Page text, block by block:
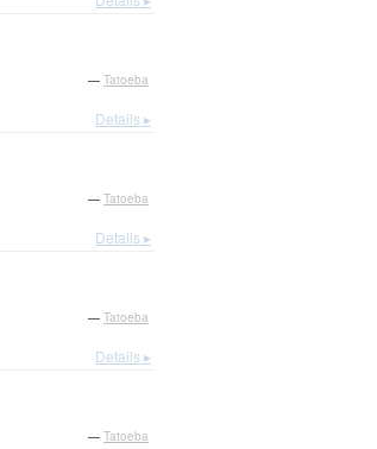
— Tatoeba
Details ▸
— Tatoeba
Details ▸
— Tatoeba
Details ▸
— Tatoeba